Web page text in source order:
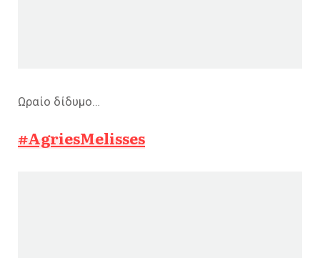
Ωραίο δίδυμο…
#AgriesMelisses